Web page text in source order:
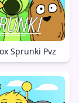
Sprunki Pvz